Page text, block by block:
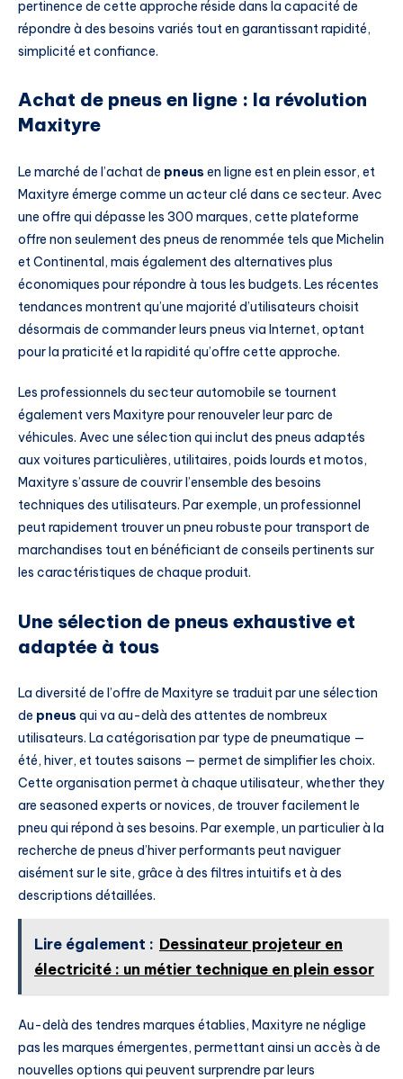
pertinence de cette approche réside dans la capacité de
répondre à des besoins variés tout en garantissant rapidité,
simplicité et confiance.
Achat de pneus en ligne : la révolution
Maxityre
Le marché de l’achat de pneus en ligne est en plein essor, et
Maxityre émerge comme un acteur clé dans ce secteur. Avec
une offre qui dépasse les 300 marques, cette plateforme
offre non seulement des pneus de renommée tels que Michelin
et Continental, mais également des alternatives plus
économiques pour répondre à tous les budgets. Les récentes
tendances montrent qu’une majorité d’utilisateurs choisit
désormais de commander leurs pneus via Internet, optant
pour la praticité et la rapidité qu’offre cette approche.
Les professionnels du secteur automobile se tournent
également vers Maxityre pour renouveler leur parc de
véhicules. Avec une sélection qui inclut des pneus adaptés
aux voitures particulières, utilitaires, poids lourds et motos,
Maxityre s’assure de couvrir l’ensemble des besoins
techniques des utilisateurs. Par exemple, un professionnel
peut rapidement trouver un pneu robuste pour transport de
marchandises tout en bénéficiant de conseils pertinents sur
les caractéristiques de chaque produit.
Une sélection de pneus exhaustive et
adaptée à tous
La diversité de l’offre de Maxityre se traduit par une sélection
de pneus qui va au-delà des attentes de nombreux
utilisateurs. La catégorisation par type de pneumatique —
été, hiver, et toutes saisons — permet de simplifier les choix.
Cette organisation permet à chaque utilisateur, whether they
are seasoned experts or novices, de trouver facilement le
pneu qui répond à ses besoins. Par exemple, un particulier à la
recherche de pneus d’hiver performants peut naviguer
aisément sur le site, grâce à des filtres intuitifs et à des
descriptions détaillées.
Lire également : Dessinateur projeteur en
électricité : un métier technique en plein essor
Au-delà des tendres marques établies, Maxityre ne néglige
pas les marques émergentes, permettant ainsi un accès à de
nouvelles options qui peuvent surprendre par leurs